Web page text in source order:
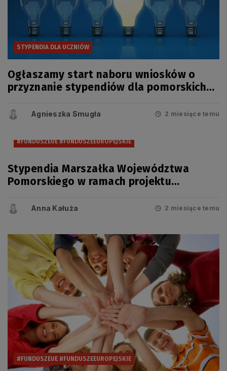
STYPENDIA DLA UCZNIÓW
Ogłaszamy start naboru wniosków o
przyznanie stypendiów dla pomorskich
Agnieszka Smugła 2 miesiące temu
#FUNDUSZEUE #FUNDUSZEEUROPEJSKIE
Stypendia Marszałka Województwa
Pomorskiego w ramach projektu
szkolnictwa zawodowego” na rok
Anna Kałuża 2 miesiące temu
#FUNDUSZEUE #FUNDUSZEEUROPEJSKIE